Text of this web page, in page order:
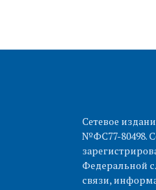
Сетевое
№ФС77-80498.
Федеральной
связи,